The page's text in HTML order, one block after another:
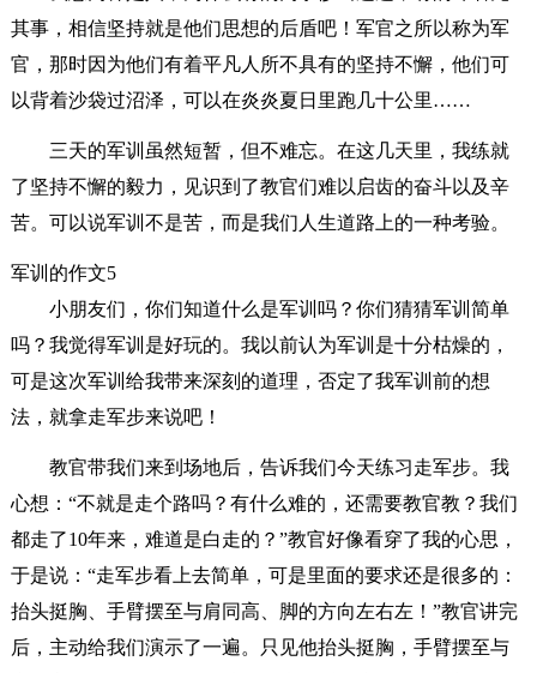
其事，相信坚持就是他们思想的后盾吧！军官之所以称为军
官，那时因为他们有着平凡人所不具有的坚持不懈，他们可
以背着沙袋过沼泽，可以在炎炎夏日里跑几十公里……
三天的军训虽然短暂，但不难忘。在这几天里，我练就
了坚持不懈的毅力，见识到了教官们难以启齿的奋斗以及辛
苦。可以说军训不是苦，而是我们人生道路上的一种考验。
军训的作文5
小朋友们，你们知道什么是军训吗？你们猜猜军训简单
吗？我觉得军训是好玩的。我以前认为军训是十分枯燥的，
可是这次军训给我带来深刻的道理，否定了我军训前的想
法，就拿走军步来说吧！
教官带我们来到场地后，告诉我们今天练习走军步。我
心想：“不就是走个路吗？有什么难的，还需要教官教？我们
都走了10年来，难道是白走的？”教官好像看穿了我的心思，
于是说：“走军步看上去简单，可是里面的要求还是很多的：
抬头挺胸、手臂摆至与肩同高、脚的方向左右左！”教官讲完
后，主动给我们演示了一遍。只见他抬头挺胸，手臂摆至与